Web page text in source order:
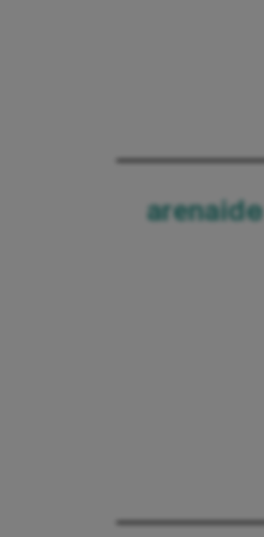
arenaide